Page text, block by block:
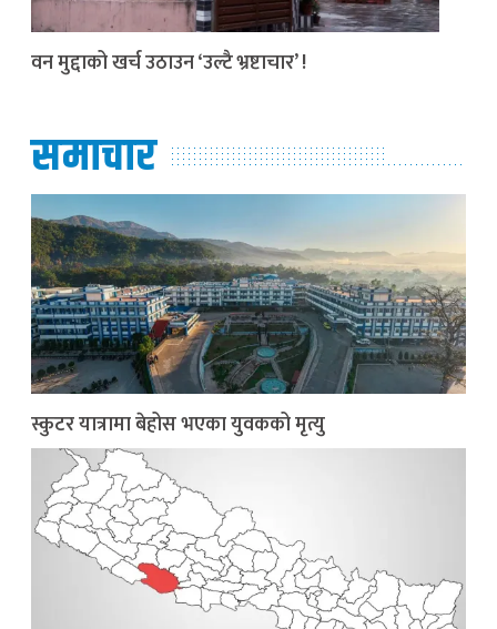
वन मुद्दाको खर्च उठाउन ‘उल्टै भ्रष्टाचार’ !
समाचार
स्कुटर यात्रामा बेहोस भएका युवकको मृत्यु